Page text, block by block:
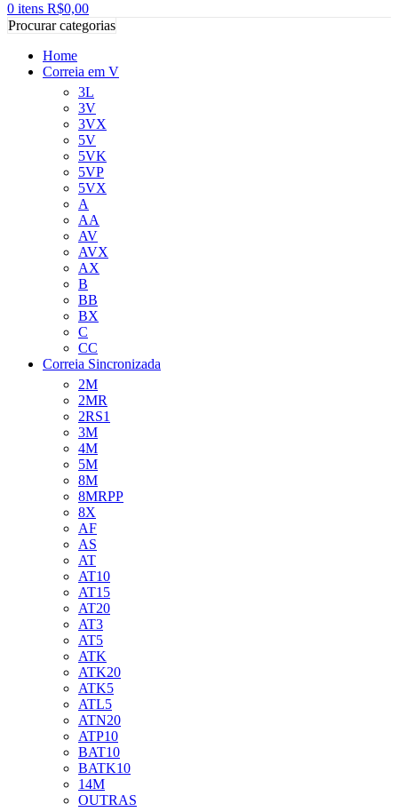
0 itens R$0,00
Procurar categorias
Home
Correia em V
3L
3V
3VX
5V
5VK
5VP
5VX
A
AA
AV
AVX
AX
B
BB
BX
C
CC
Correia Sincronizada
2M
2MR
2RS1
3M
4M
5M
8M
8MRPP
8X
AF
AS
AT
AT10
AT15
AT20
AT3
AT5
ATK
ATK20
ATK5
ATL5
ATN20
ATP10
BAT10
BATK10
14M
OUTRAS